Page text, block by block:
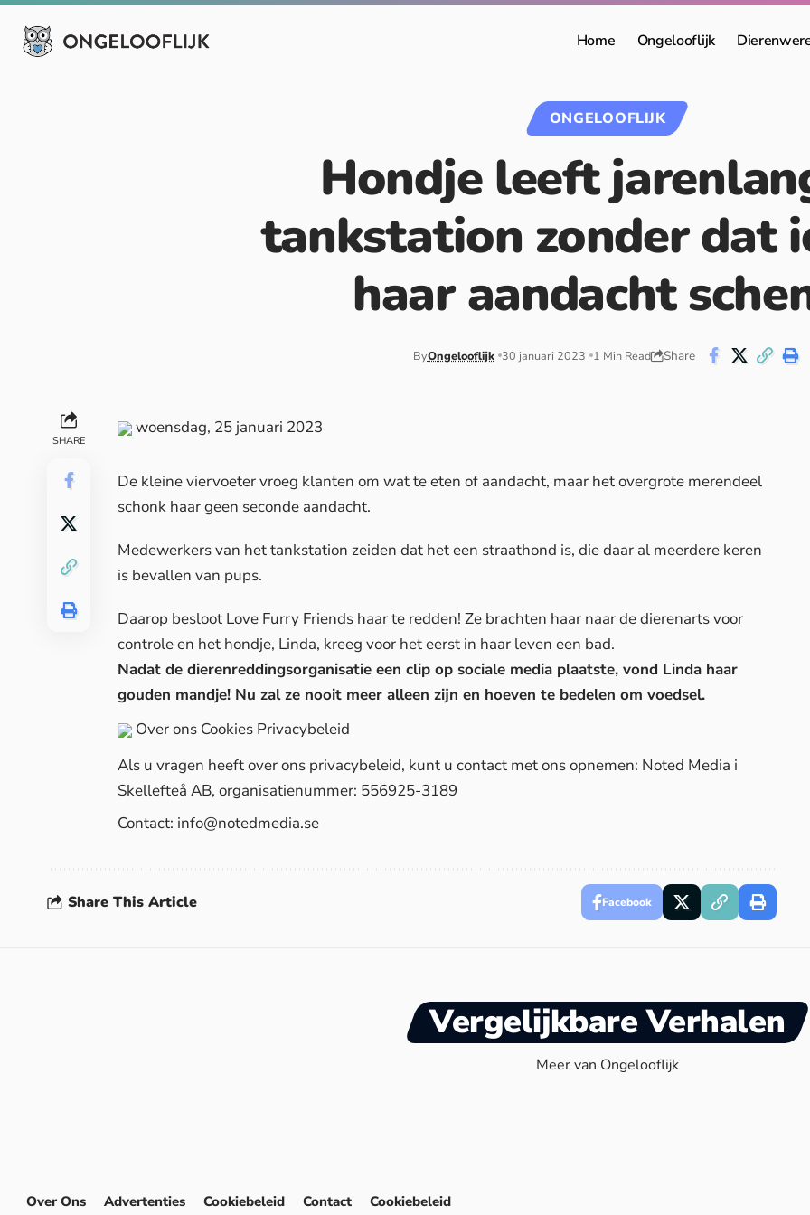
Home Ongelooflijk
ONGELOOFLIJK
Hondje leeft
tankstation zonder dat
haar aandacht
ByOngelooflijk 30 januari 2023 1 Min Read Share
SHARE
woensdag, 25 januari 2023
De kleine viervoeter vroeg klanten om wat te eten of aandacht, maar het overgrote merendeel
schonk haar geen seconde aandacht.
Medewerkers van het tankstation zeiden dat het een straathond is, die daar al meerdere keren
is bevallen van pups.
Daarop besloot Love Furry Friends haar te redden! Ze brachten haar naar de dierenarts voor
controle en het hondje, Linda, kreeg voor het eerst in haar leven een bad.
Nadat de dierenreddingsorganisatie een clip op sociale media plaatste, vond Linda haar
gouden mandje! Nu zal ze nooit meer alleen zijn en hoeven te bedelen om voedsel.
Over ons Cookies Privacybeleid
Als u vragen heeft over ons privacybeleid, kunt u contact met ons opnemen: Noted Media i
Skellefteå AB, organisatienummer: 556925-3189
Contact: info@notedmedia.se
Share This Article Facebook
Vergelijkbare Verhalen
Meer van Ongelooflijk
Over Ons Advertenties Cookiebeleid Contact Cookiebeleid